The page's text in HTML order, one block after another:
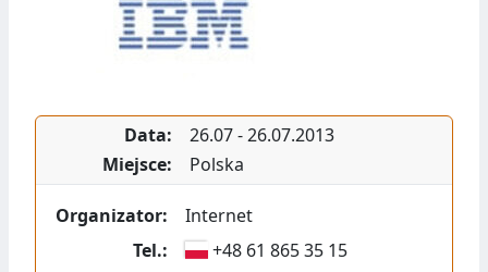
Data: 26.07-26.07.2013
Miejsce:
Polska
Organizator:
Internet
Tel.:
+48 61 865 35 15